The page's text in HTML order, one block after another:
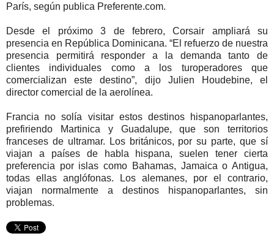
París, según publica Preferente.com.
Desde el próximo 3 de febrero, Corsair ampliará su
presencia en República Dominicana. “El refuerzo de nuestra
presencia permitirá responder a la demanda tanto de
clientes individuales como a los turoperadores que
comercializan este destino”, dijo Julien Houdebine, el
director comercial de la aerolínea.
Francia no solía visitar estos destinos hispanoparlantes,
prefiriendo Martinica y Guadalupe, que son territorios
franceses de ultramar. Los británicos, por su parte, que sí
viajan a países de habla hispana, suelen tener cierta
preferencia por islas como Bahamas, Jamaica o Antigua,
todas ellas anglófonas. Los alemanes, por el contrario,
viajan normalmente a destinos hispanoparlantes, sin
problemas.